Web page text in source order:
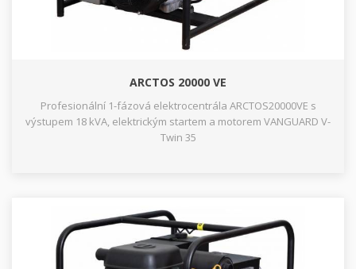
ARCTOS 20000 VE
Profesionální 1-fázová elektrocentrála ARCTOS20000VE s
výstupem 18 kVA, elektrickým startem a motorem VANGUARD V-
Twin 35